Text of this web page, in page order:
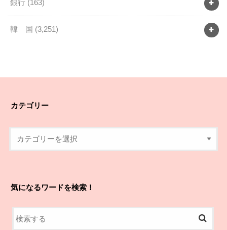
銀行 (163)
韓 国 (3,251)
カテゴリー
気になるワードを検索！